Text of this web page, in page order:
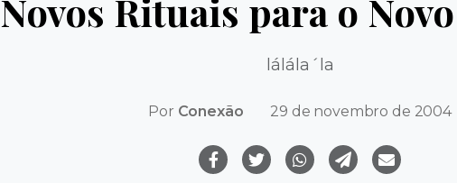
Novos Rituais para o
lálála´la
Por Conexão 29 de novembro de 2004